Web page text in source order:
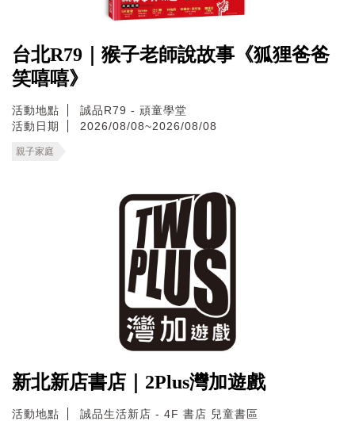
台北R79｜猴子老師說故事《狐狸爸爸
笑嘻嘻》
活動地點
誠品R79 - 頑童學堂
活動日期
2026/08/08~2026/08/08
親子家庭
新北新店書店｜2Plus灣加遊戲
活動地點
誠品生活新店 - 4F 書店 兒童書區